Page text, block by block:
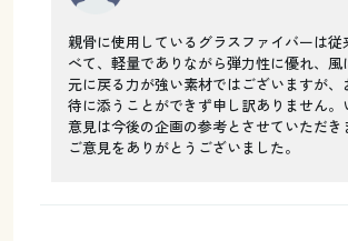
親骨に使用しているグラスファイバーは従
べて、軽量でありながら弾力性に優れ、風
元に戻る力が強い素材ではございますが、
待に添うことができず申し訳ありません。
意見は今後の企画の参考とさせていただき
ご意見をありがとうございました。